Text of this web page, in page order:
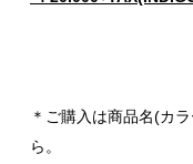
＊ご購入は商品名(カ
ら。